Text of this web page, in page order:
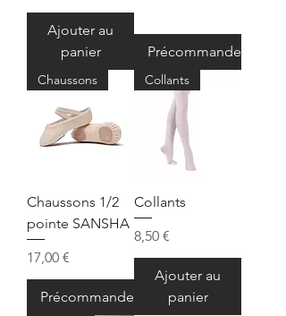
Ajouter au
panier
Précommander
Chaussons
Chaussons 1/2
pointe SANSHA
Prix
17,00 €
Précommander
Collants
Collants
Prix
8,50 €
Ajouter au
panier